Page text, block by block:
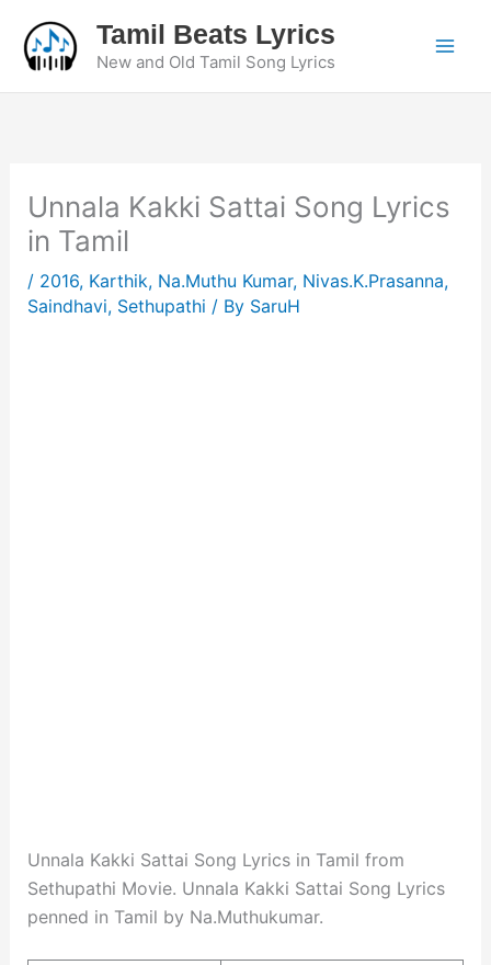
content
Tamil Beats Lyrics
New and Old Tamil Song Lyrics
Unnala Kakki Sattai Song Lyrics
in Tamil
/ 2016, Karthik, Na.Muthu Kumar, Nivas.K.Prasanna,
Saindhavi, Sethupathi / By SaruH
Unnala Kakki Sattai Song Lyrics in Tamil from
Sethupathi Movie. Unnala Kakki Sattai Song Lyrics
penned in Tamil by Na.Muthukumar.